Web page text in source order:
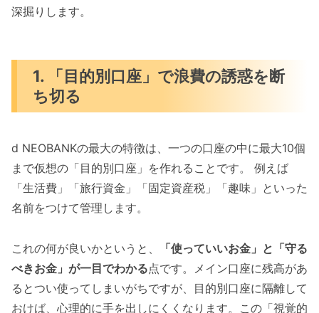
深掘りします。
1. 「目的別口座」で浪費の誘惑を断
ち切る
d NEOBANKの最大の特徴は、一つの口座の中に最大10個
まで仮想の「目的別口座」を作れることです。 例えば
「生活費」「旅行資金」「固定資産税」「趣味」といった
名前をつけて管理します。
これの何が良いかというと、
「使っていいお金」と「守る
べきお金」が一目でわかる点です。メイン口座に残高があ
るとつい使ってしまいがちですが、目的別口座に隔離して
おけば、心理的に手を出しにくくなります。この「視覚的